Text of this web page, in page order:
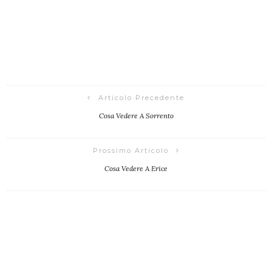
Articolo Precedente
Cosa Vedere A Sorrento
Prossimo Articolo
Cosa Vedere A Erice